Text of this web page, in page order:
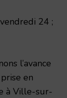
24 ;
l’avance
en
à Ville-sur-